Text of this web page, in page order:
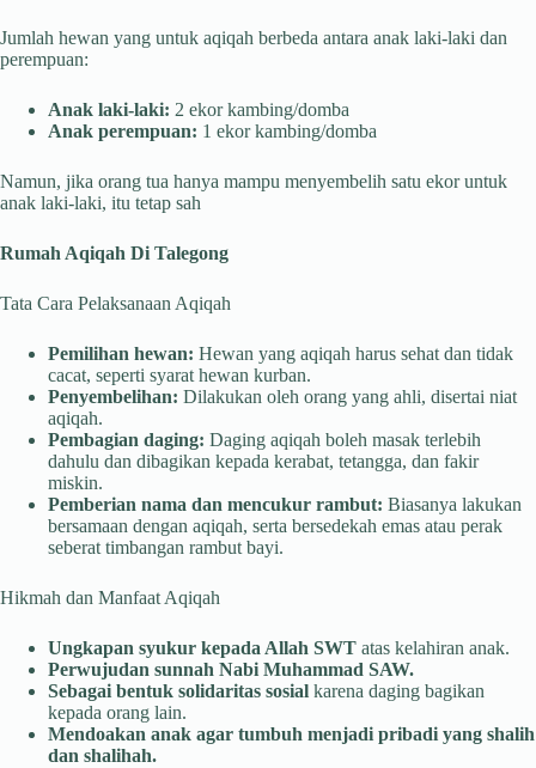
Jumlah hewan yang untuk aqiqah berbeda antara anak laki-laki dan
perempuan:
Anak laki-laki: 2 ekor kambing/domba
Anak perempuan: 1 ekor kambing/domba
Namun, jika orang tua hanya mampu menyembelih satu ekor untuk
anak laki-laki, itu tetap sah
Rumah Aqiqah Di Talegong
Tata Cara Pelaksanaan Aqiqah
Pemilihan hewan: Hewan yang aqiqah harus sehat dan tidak
cacat, seperti syarat hewan kurban.
Penyembelihan: Dilakukan oleh orang yang ahli, disertai niat
aqiqah.
Pembagian daging: Daging aqiqah boleh masak terlebih
dahulu dan dibagikan kepada kerabat, tetangga, dan fakir
miskin.
Pemberian nama dan mencukur rambut: Biasanya lakukan
bersamaan dengan aqiqah, serta bersedekah emas atau perak
seberat timbangan rambut bayi.
Hikmah dan Manfaat Aqiqah
Ungkapan syukur kepada Allah SWT atas kelahiran anak.
Perwujudan sunnah Nabi Muhammad SAW.
Sebagai bentuk solidaritas sosial karena daging bagikan
kepada orang lain.
Mendoakan anak agar tumbuh menjadi pribadi yang shalih
dan shalihah.